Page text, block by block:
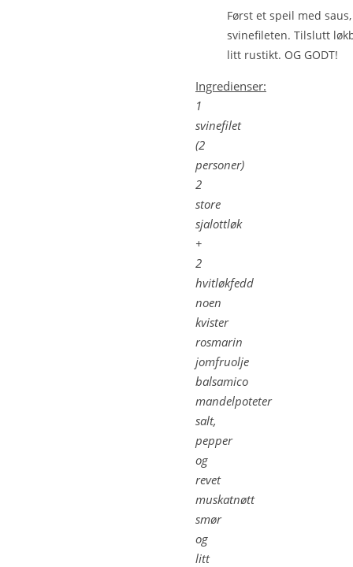
Først et speil med
svinefileten. Tilslutt
litt rustikt. OG GODT!
Ingredienser:
1
svinefilet
(2
personer)
2
store
sjalottløk
+
2
hvitløkfedd
noen
kvister
rosmarin
jomfruolje
balsamico
mandelpoteter
salt,
pepper
og
revet
muskatnøtt
smør
og
litt